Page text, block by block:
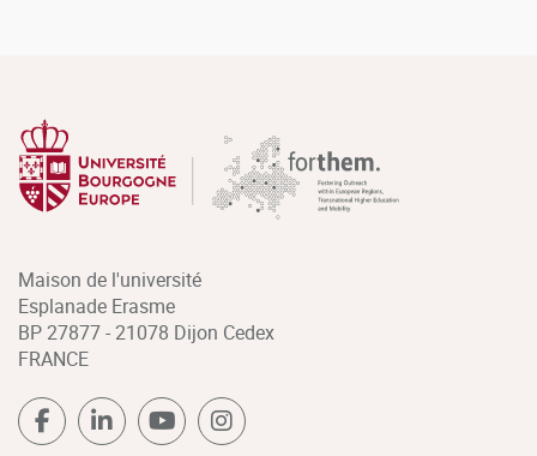
Maison de l'université
Esplanade Erasme
BP 27877 - 21078 Dijon Cedex
FRANCE